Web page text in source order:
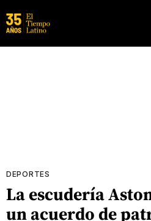
DEPORTES
La escudería
un acuerdo de